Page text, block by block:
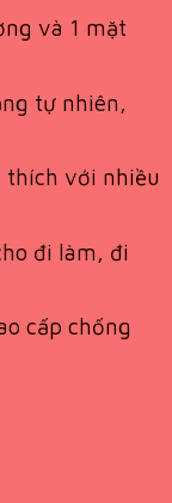
và 1 mặt
tự nhiên,
thích với nhiều
đi làm, đi
cấp chống